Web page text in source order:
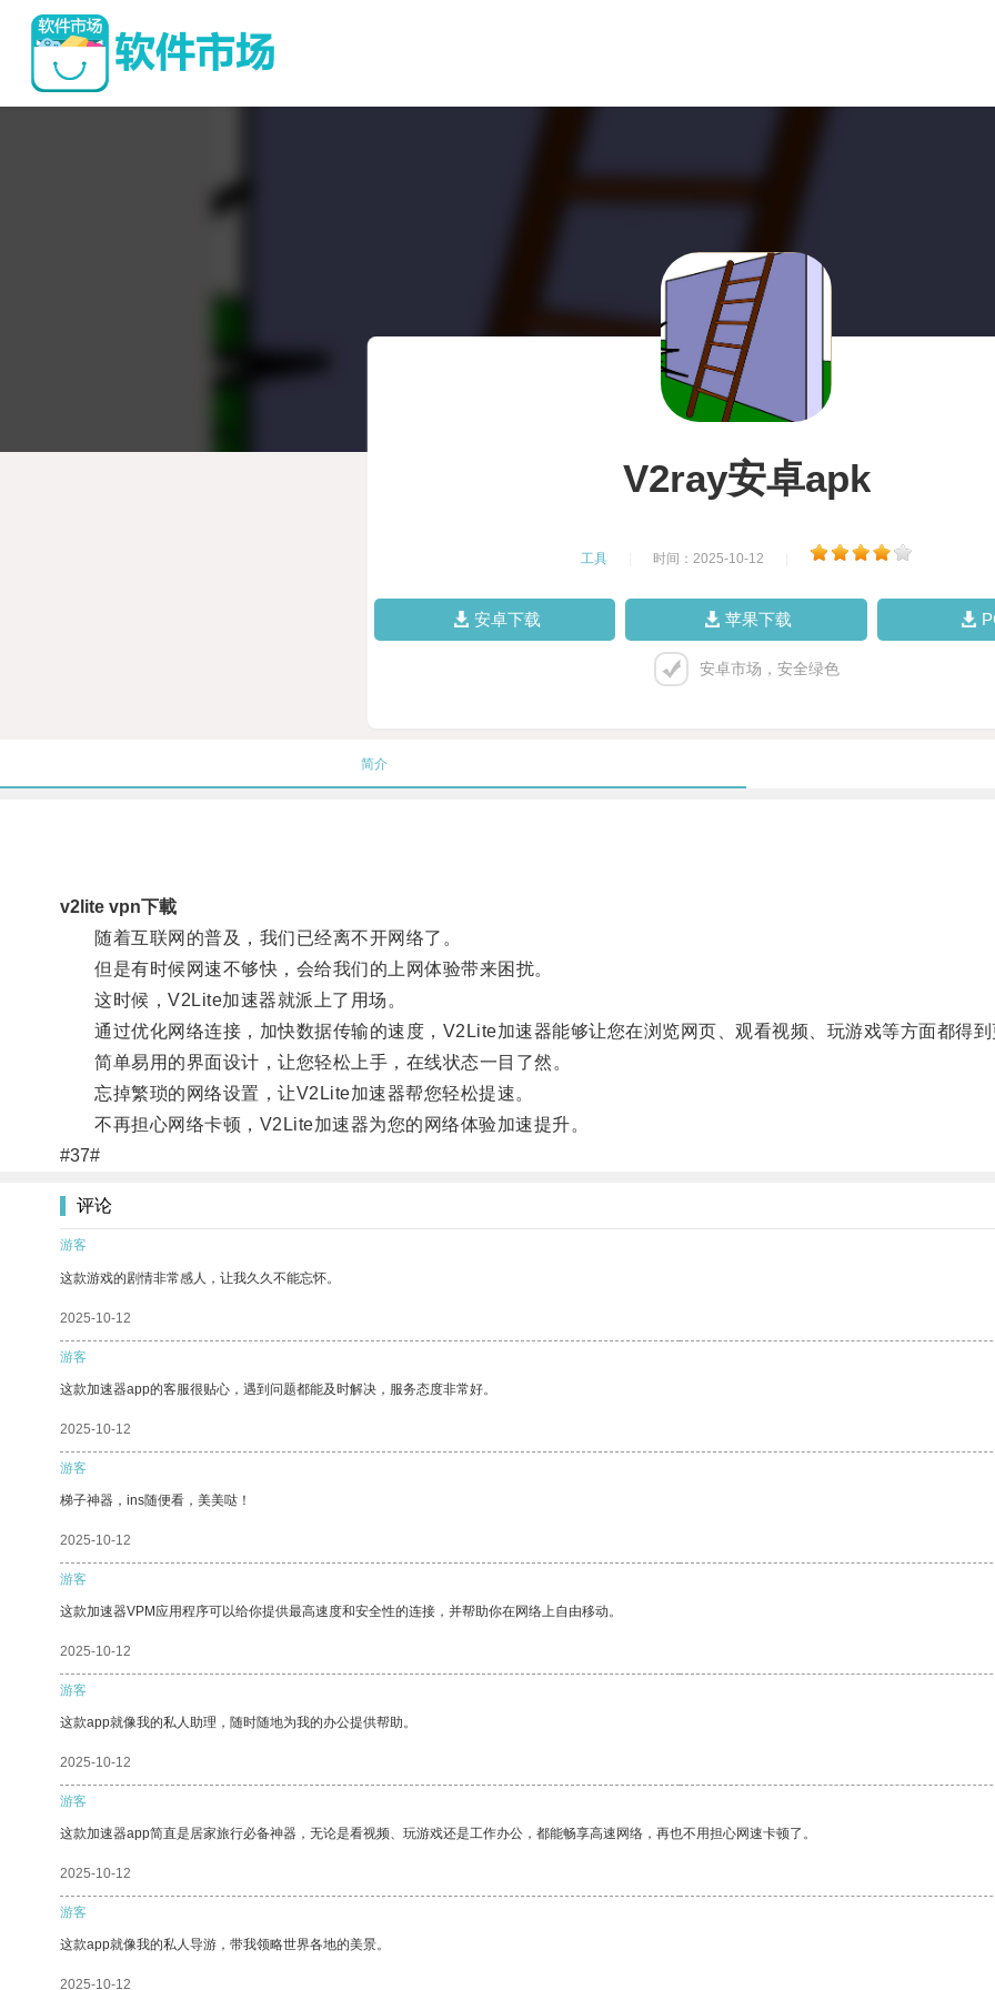
V2ray安卓apk
工具 时间：2025-10-12
安卓下载 苹果下载
安卓市场，安全绿色
简介
v2lite vpn下載
随着互联网的普及，我们已经离不开网络了。
但是有时候网速不够快，会给我们的上网体验带来困扰。
这时候，V2Lite加速器就派上了用场。
通过优化网络连接，加快数据传输的速度，V2Lite加速器能够让您在浏览网页、观看视频、玩游戏等方面都得到
简单易用的界面设计，让您轻松上手，在线状态一目了然。
忘掉繁琐的网络设置，让V2Lite加速器帮您轻松提速。
不再担心网络卡顿，V2Lite加速器为您的网络体验加速提升。
#37#
评论
游客
这款游戏的剧情非常感人，让我久久不能忘怀。
2025-10-12
游客
这款加速器app的客服很贴心，遇到问题都能及时解决，服务态度非常好。
2025-10-12
游客
梯子神器，ins随便看，美美哒！
2025-10-12
游客
这款加速器VPM应用程序可以给你提供最高速度和安全性的连接，并帮助你在网络上自由移动。
2025-10-12
游客
这款app就像我的私人助理，随时随地为我的办公提供帮助。
2025-10-12
游客
这款加速器app简直是居家旅行必备神器，无论是看视频、玩游戏还是工作办公，都能畅享高速网络，再也不用担心网速卡顿了。
2025-10-12
游客
这款app就像我的私人导游，带我领略世界各地的美景。
2025-10-12